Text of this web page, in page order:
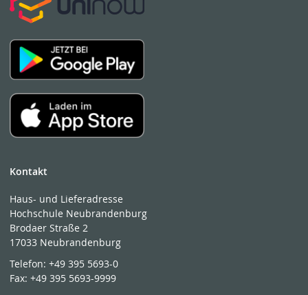
Kontakt
Haus- und Lieferadresse
Hochschule Neubrandenburg
Brodaer Straße 2
17033 Neubrandenburg
Telefon:+49 395 5693-0
Fax:+49 395 5693-9999